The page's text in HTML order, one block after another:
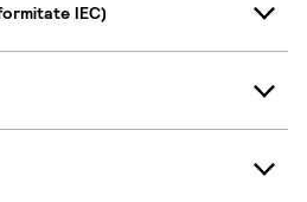
IEC)